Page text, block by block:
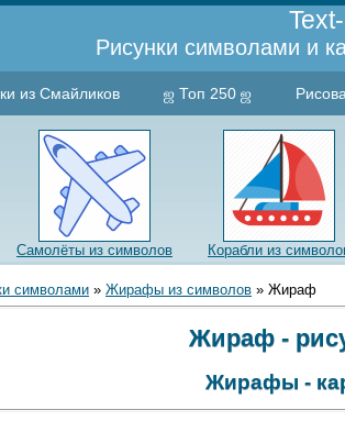
Рисунки символами и
из Смайликов ஜ Топ 250 ஜ
Самолёты из символов Корабли из
символами » Жирафы из символов » Жираф
Жираф -
Жирафы -